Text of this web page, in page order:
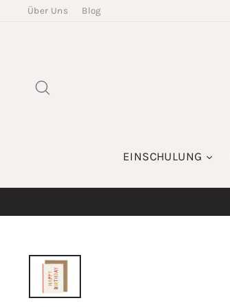
DirektÜber Uns Blog
EINSCHULUNG